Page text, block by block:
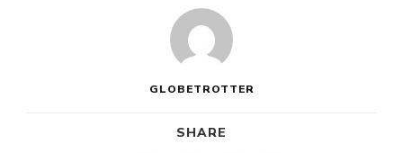
GLOBETROTTER
SHARE